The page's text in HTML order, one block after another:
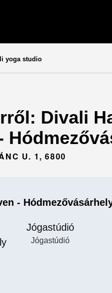
yoga studio
Divali
U. 1, 6800
-
Jógastúdió
Jógastúdió